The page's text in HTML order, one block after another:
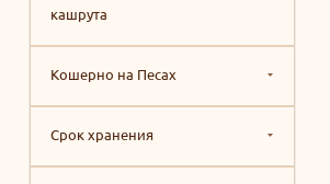
кашрута
Кошерно на Песах
Срок хранения